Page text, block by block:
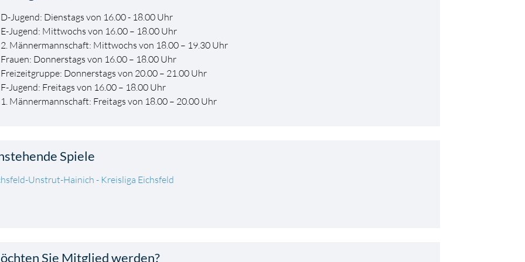
D-Jugend: Dienstags von 16.00 - 18.00 Uhr
E-Jugend: Mittwochs von 16.00 – 18.00 Uhr
2. Männermannschaft: Mittwochs von 18.00 – 19.30 Uhr
Frauen: Donnerstags von 16.00 – 18.00 Uhr
Freizeitgruppe: Donnerstags von 20.00 – 21.00 Uhr
F-Jugend: Freitags von 16.00 – 18.00 Uhr
1. Männermannschaft: Freitags von 18.00 – 20.00 Uhr
Spiele
Unstrut-Hainich - Kreisliga Eichsfeld
Sie Mitglied werden?